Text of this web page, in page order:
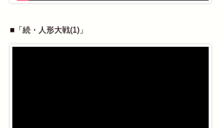
■「続・人形大戦(1)」